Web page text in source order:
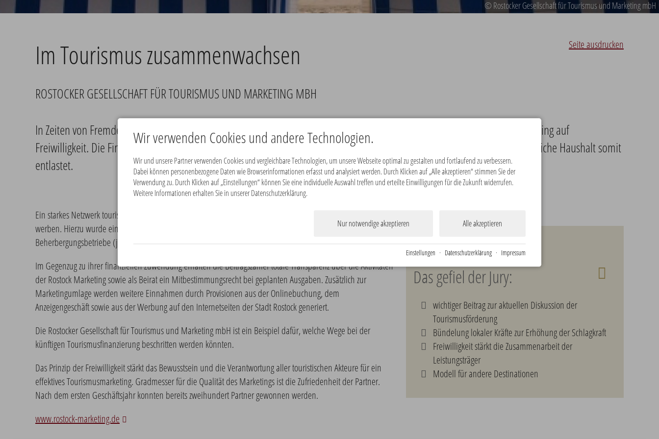
© Rostocker Gesellschaft für Tourismus und Marketing mbH
Seite ausdrucken
Im Tourismus zusammenwachsen
ROSTOCKER GESELLSCHAFT FÜR TOURISMUS UND MARKETING MBH
In Zeiten von Fremdenverkehrsabgabe und Bettensteuer setzt Rostock bei der Beteiligung der Betriebe am Tourismusmarketing auf
Freiwilligkeit. Die Finanzierung sämtlicher Marketingmaßnahmen wird hier durch die Branche selbst getätigt und der öffentliche Haushalt somit
entlastet.
Ein starkes Netzwerk touristischer Akteure soll in Zukunft gemeinsam für die Region Rostock/Warnemünde
werben. Hierzu wurde ein Finanzierungskonzept entwickelt, das auf einer freiwilligen Marketingumlage für
Beherbergungsbetriebe (je nach Bettenzahl) und andere touristische Leistungsträger (je nach Umsatz) beruht.
Im Gegenzug zu ihrer finanziellen Zuwendung erhalten die Beitragszahler totale Transparenz über die Aktivitäten
der Rostock Marketing sowie als Beirat ein Mitbestimmungsrecht bei geplanten Ausgaben. Zusätzlich zur
Marketingumlage werden weitere Einnahmen durch Provisionen aus der Onlinebuchung, dem
Anzeigengeschäft sowie aus der Werbung auf den Internetseiten der Stadt Rostock generiert.
Die Rostocker Gesellschaft für Tourismus und Marketing mbH ist ein Beispiel dafür, welche Wege bei der
künftigen Tourismusfinanzierung beschritten werden könnten.
Das Prinzip der Freiwilligkeit stärkt das Bewusstsein und die Verantwortung aller touristischen Akteure für ein
effektives Tourismusmarketing. Gradmesser für die Qualität des Marketings ist die Zufriedenheit der Partner.
Nach dem ersten Geschäftsjahr konnten bereits zweihundert Partner gewonnen werden.
www.rostock-marketing.de
Das gefiel der Jury:
wichtiger Beitrag zur aktuellen Diskussion der
Tourismusförderung
Bündelung lokaler Kräfte zur Erhöhung der Schlagkraft
Freiwilligkeit stärkt die Zusammenarbeit der
Leistungsträger
Modell für andere Destinationen
Wir verwenden Cookies und andere Technologien.
Wir und unsere Partner verwenden Cookies und vergleichbare Technologien, um unsere Webseite optimal zu gestalten und fortlaufend zu verbessern.
Dabei können personenbezogene Daten wie Browserinformationen erfasst und analysiert werden. Durch Klicken auf „Alle akzeptieren“ stimmen Sie der
Verwendung zu. Durch Klicken auf „Einstellungen“ können Sie eine individuelle Auswahl treffen und erteilte Einwilligungen für die Zukunft widerrufen.
Weitere Informationen erhalten Sie in unserer Datenschutzerklärung.
Alle akzeptieren
Nur notwendige akzeptieren
Einstellungen · Datenschutzerklärung · Impressum